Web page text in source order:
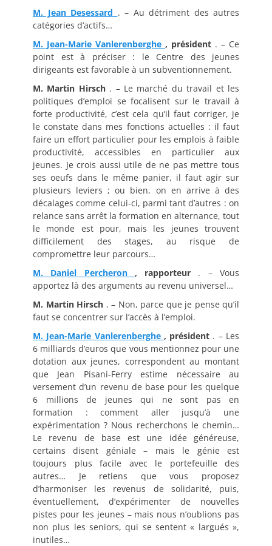
M. Jean Desessard . – Au détriment des autres
catégories d’actifs…
M. Jean-Marie Vanlerenberghe , président . – Ce
point est à préciser : le Centre des jeunes
dirigeants est favorable à un subventionnement.
M. Martin Hirsch . – Le marché du travail et les
politiques d’emploi se focalisent sur le travail à
forte productivité, c’est cela qu’il faut corriger, je
le constate dans mes fonctions actuelles : il faut
faire un effort particulier pour les emplois à faible
productivité, accessibles en particulier aux
jeunes. Je crois aussi utile de ne pas mettre tous
ses oeufs dans le même panier, il faut agir sur
plusieurs leviers ; ou bien, on en arrive à des
décalages comme celui-ci, parmi tant d’autres : on
relance sans arrêt la formation en alternance, tout
le monde est pour, mais les jeunes trouvent
difficilement des stages, au risque de
compromettre leur parcours…
M. Daniel Percheron , rapporteur . – Vous
apportez là des arguments au revenu universel…
M. Martin Hirsch . – Non, parce que je pense qu’il
faut se concentrer sur l’accès à l’emploi.
M. Jean-Marie Vanlerenberghe , président . – Les
6 milliards d’euros que vous mentionnez pour une
dotation aux jeunes, correspondent au montant
que Jean Pisani-Ferry estime nécessaire au
versement d’un revenu de base pour les quelque
6 millions de jeunes qui ne sont pas en
formation : comment aller jusqu’à une
expérimentation ? Nous recherchons le chemin…
Le revenu de base est une idée généreuse,
certains disent géniale – mais le génie est
toujours plus facile avec le portefeuille des
autres… Je retiens que vous proposez
d’harmoniser les revenus de solidarité, puis,
éventuellement, d’expérimenter de nouvelles
pistes pour les jeunes – mais nous n’oublions pas
non plus les seniors, qui se sentent « largués »,
inutiles…